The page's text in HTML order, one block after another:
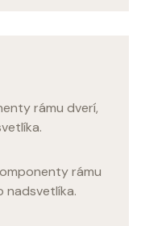
rámu dverí,
rámu
nadsvetlíka.